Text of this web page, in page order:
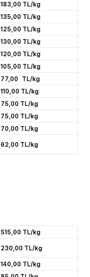
183,00 TL/kg
135,00 TL/kg
125,00 TL/kg
130,00 TL/kg
120,00 TL/kg
105,00 TL/kg
77,00 TL/kg
110,00 TL/kg
75,00 TL/kg
75,00 TL/kg
70,00 TL/kg
62,00 TL/kg
515,00 TL/kg
230,00 TL/kg
140,00 TL/kg